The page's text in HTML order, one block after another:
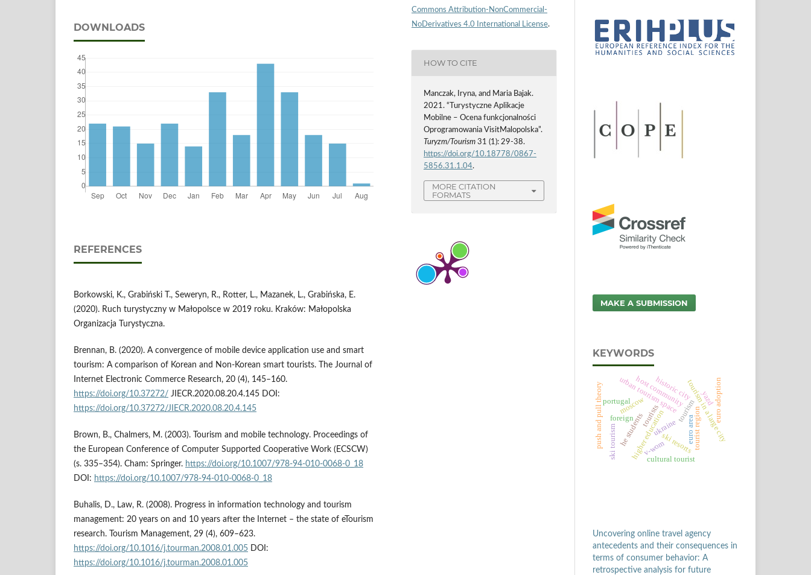
DOWNLOADS
REFERENCES
Borkowski, K., Grabiński T., Seweryn, R., Rotter, L., Mazanek, L., Grabińska, E.
(2020). Ruch turystyczny w Małopolsce w 2019 roku. Kraków: Małopolska
Organizacja Turystyczna.
Brennan, B. (2020). A convergence of mobile device application use and smart
tourism: A comparison of Korean and Non-Korean smart tourists. The Journal of
Internet Electronic Commerce Research, 20 (4), 145–160.
https://doi.org/10.37272/ JIECR.2020.08.20.4.145 DOI:
https://doi.org/10.37272/JIECR.2020.08.20.4.145
Brown, B., Chalmers, M. (2003). Tourism and mobile technology. Proceedings of
the European Conference of Computer Supported Cooperative Work (ECSCW)
(s. 335–354). Cham: Springer. https://doi.org/10.1007/978-94-010-0068-0_18
DOI: https://doi.org/10.1007/978-94-010-0068-0_18
Buhalis, D., Law, R. (2008). Progress in information technology and tourism
management: 20 years on and 10 years after the Internet – the state of eTourism
research. Tourism Management, 29 (4), 609–623.
https://doi.org/10.1016/j.tourman.2008.01.005 DOI:
https://doi.org/10.1016/j.tourman.2008.01.005
Commons Attribution-NonCommercial-
NoDerivatives 4.0 International License.
HOW TO CITE
Manczak, Iryna, and Maria Bajak.
2021. “Turystyczne Aplikacje
Mobilne – Ocena funkcjonalności
Oprogramowania VisitMalopolska”.
Turyzm/Tourism 31 (1): 29-38.
https://doi.org/10.18778/0867-
5856.31.1.04.
MORE CITATION
FORMATS
MAKE A SUBMISSION
KEYWORDS
tourism
higher education
he students
foreign ukraine
urban tourism spacetourism in a large city
moscow
tourist region
ski resorts
ski tourism
host community
tourists
historic city yazd
cultural tourist
portugal
push and pull theory v-wom
euro adoption
euro area
Uncovering online travel agency
antecedents and their consequences in
terms of consumer behavior: A
retrospective analysis for future